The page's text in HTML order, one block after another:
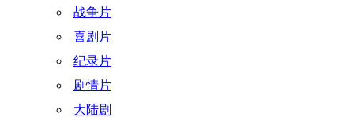
战争片
喜剧片
纪录片
剧情片
大陆剧